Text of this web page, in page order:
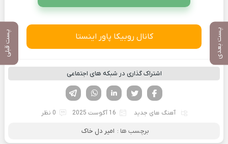
پست بعدی پست قبلی کانال روبیکا پاور اینستا
اشتراک گذاری در شبکه های اجتماعی
لینکدین تویتر
فیسوک
آهنگ های جدید 16 آگوست 2025 0 نظر
برچسب ها : امیر دل خاک